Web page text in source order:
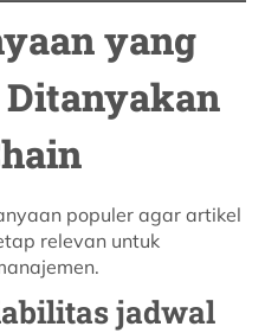
yang
populer agar artikel
relevan untuk
jadwal